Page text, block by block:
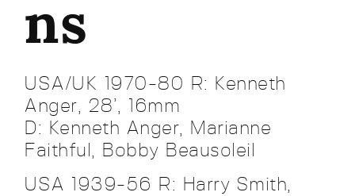
ns
USA/UK 1970-80 R: Kenneth
Anger, 28’, 16mm
D: Kenneth Anger, Marianne
Faithful, Bobby Beausoleil
USA 1939-56 R: Harry Smith,